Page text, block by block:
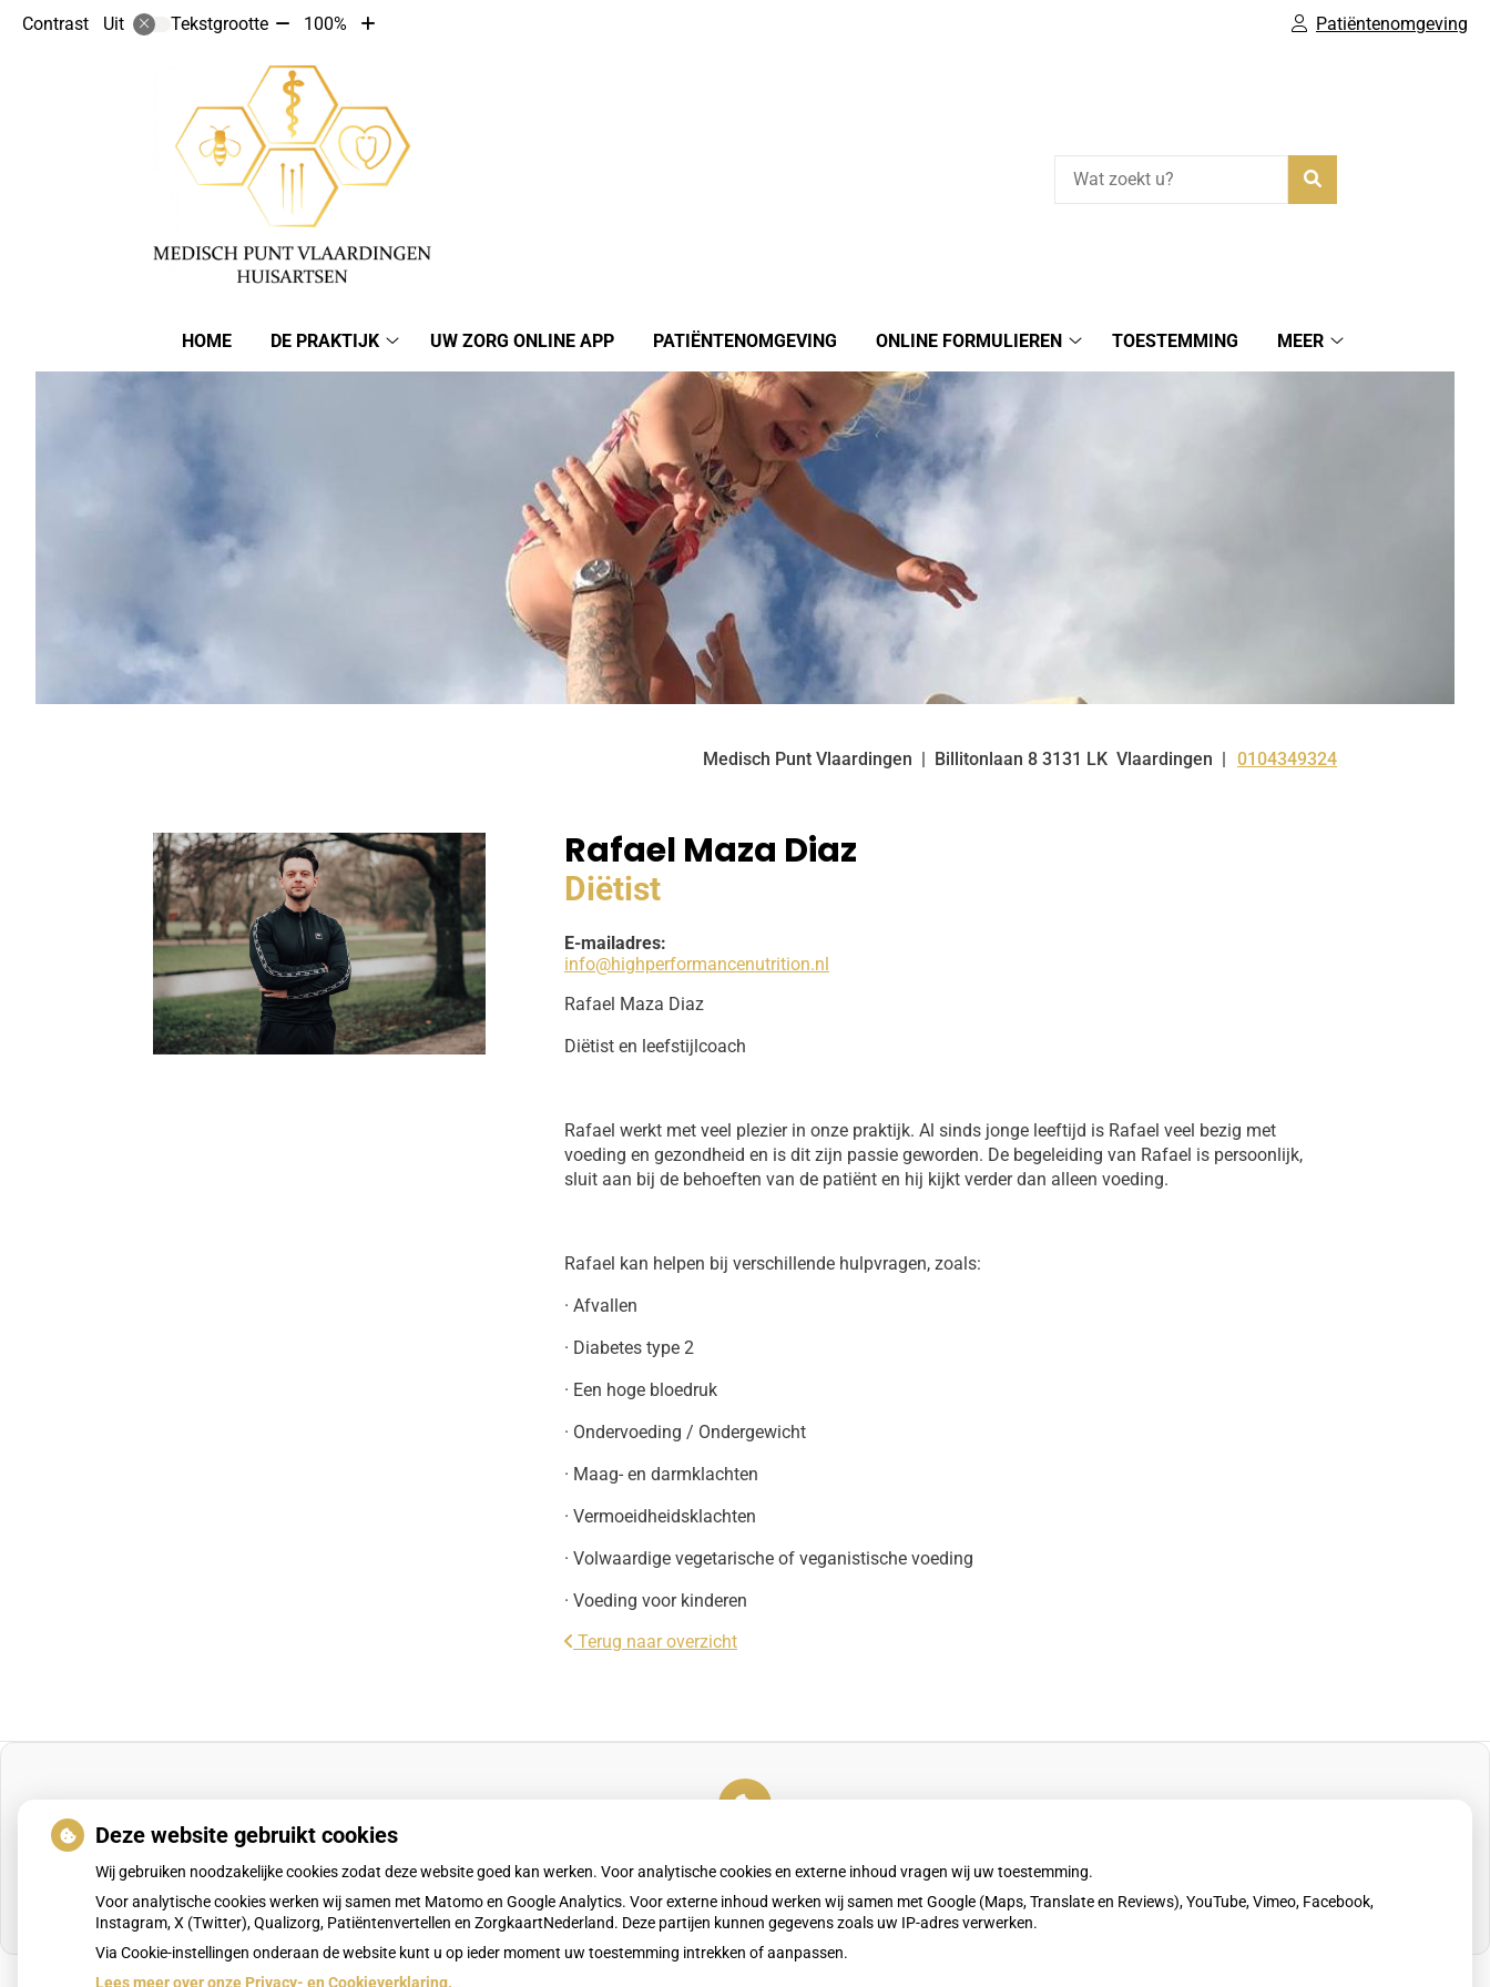
Contrast Uit Tekstgrootte Tekst
met
10%
100%
Tekst
Patiëntenomgeving
Hoofdmenu
HOME
DE PRAKTIJK
UW ZORG ONLINE APP PATIËNTENOMGEVING
ONLINE FORMULIEREN
TOESTEMMING
MEER
Medisch Punt Vlaardingen Billitonlaan 8 3131 LK Vlaardingen Tel:
0104349324
Rafael Maza Diaz
Diëtist
E-mailadres:
info@highperformancenutrition.nl
Rafael Maza Diaz
Diëtist en leefstijlcoach
Rafael werkt met veel plezier in onze praktijk. Al sinds jonge leeftijd is Rafael veel bezig met
voeding en gezondheid en is dit zijn passie geworden. De begeleiding van Rafael is persoonlijk,
sluit aan bij de behoeften van de patiënt en hij kijkt verder dan alleen voeding.
Rafael kan helpen bij verschillende hulpvragen, zoals:
· Afvallen
· Diabetes type 2
· Een hoge bloedruk
· Ondervoeding / Ondergewicht
· Maag- en darmklachten
· Vermoeidheidsklachten
· Volwaardige vegetarische of veganistische voeding
· Voeding voor kinderen
Terug naar overzicht
externe inhoud
die nodig is om dit te zien.
Cookie-instellingen wijzigen
Deze website gebruikt cookies
Wij gebruiken noodzakelijke cookies zodat deze website goed kan werken. Voor analytische cookies en externe inhoud vragen wij uw toestemming.
Voor analytische cookies werken wij samen met Matomo en Google Analytics. Voor externe inhoud werken wij samen met Google (Maps, Translate en Reviews), YouTube, Vimeo, Facebook,
Instagram, X (Twitter), Qualizorg, Patiëntenvertellen en ZorgkaartNederland. Deze partijen kunnen gegevens zoals uw IP-adres verwerken.
Via Cookie-instellingen onderaan de website kunt u op ieder moment uw toestemming intrekken of aanpassen.
Lees meer over onze Privacy- en Cookieverklaring.